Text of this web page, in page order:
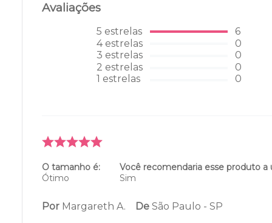
Avaliações
5 estrelas
4estrelas
3 estrelas
2 estrelas
1 estrelas
6
0
0
0
0
O tamanho é:
Ótimo
Você recomendaria esse produto a
Sim
Por Margareth A. De São Paulo - SP